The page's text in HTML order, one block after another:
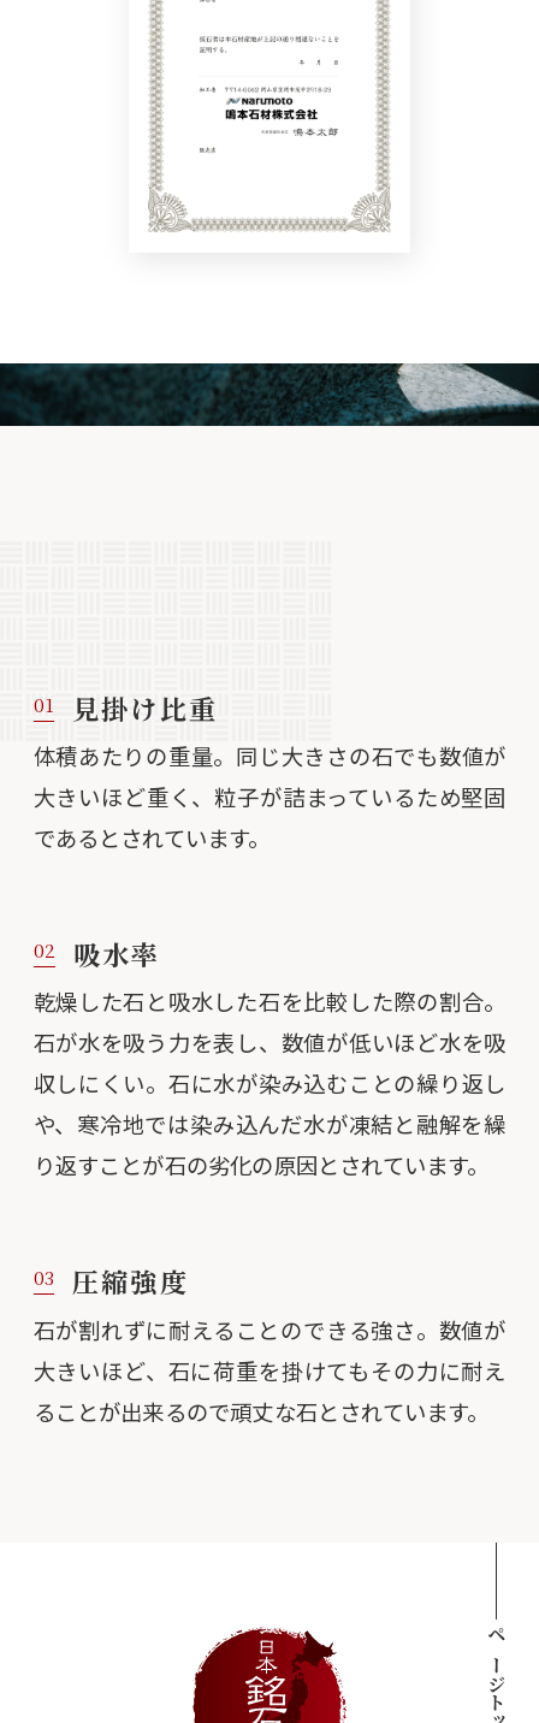
01 見掛け比重
体積あたりの重量。同じ大きさの石でも数値が
大きいほど重く、粒子が詰まっているため堅固
であるとされています。
02 吸水率
乾燥した石と吸水した石を比較した際の割合。
石が水を吸う力を表し、数値が低いほど水を吸
収しにくい。石に水が染み込むことの繰り返し
や、寒冷地では染み込んだ水が凍結と融解を繰
り返すことが石の劣化の原因とされています。
03 圧縮強度
石が割れずに耐えることのできる強さ。数値が
大きいほど、石に荷重を掛けてもその力に耐え
ることが出来るので頑丈な石とされています。